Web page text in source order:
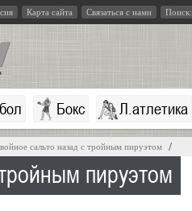
Карта сайта Связаться с нами Поиск:
Бокс Л.атлетика
сальто назад с тройным пируэтом
пируэтом